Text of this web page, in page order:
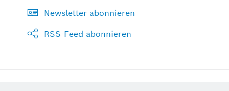
Newsletter abonnieren
RSS-Feed abonnieren